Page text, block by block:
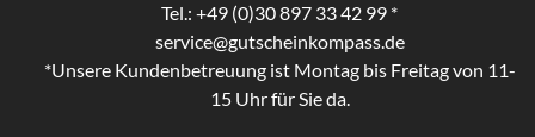
Tel.: +49 (0)30 897 33 42 99 *
service@gutscheinkompass.de
*Unsere Kundenbetreuung ist Montag bis Freitag von 11-
15 Uhr für Sie da.